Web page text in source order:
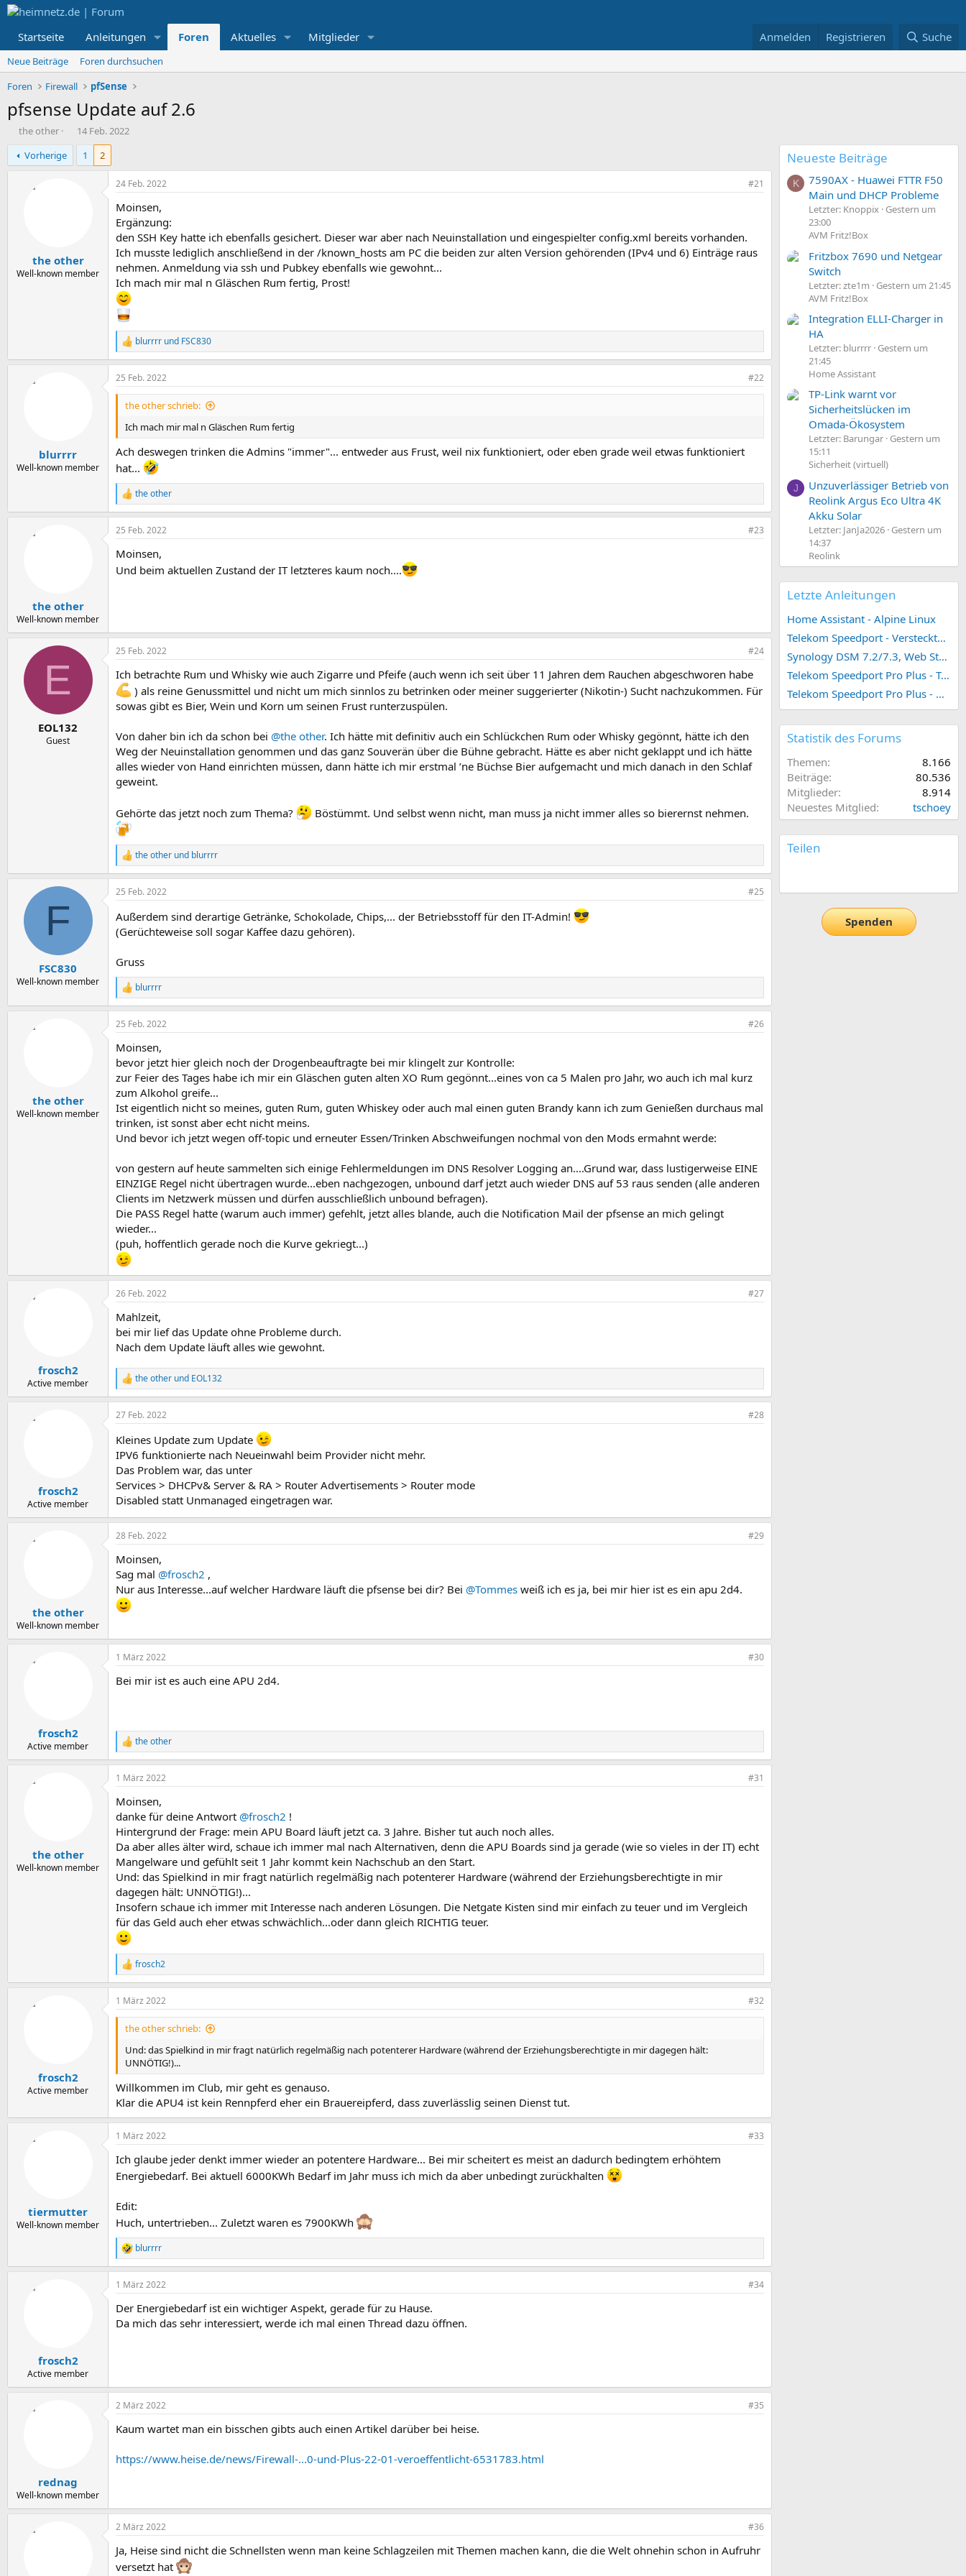
Startseite Anleitungen Foren Aktuelles Mitglieder Anmelden Registrieren Suche
Neue Beiträge
Foren durchsuchen
Foren
Firewall pfSense
pfsense Update auf 2.6
E
r
s
t
the other
E
r
t
14 Feb. 2022
Vorherige
1 2
the other
Well-known member
24 Feb. 2022 #21
Moinsen,
Ergänzung:
den SSH Key hatte ich ebenfalls gesichert. Dieser war aber nach Neuinstallation und eingespielter config.xml bereits vorhanden.
Ich musste lediglich anschließend in der /known_hosts am PC die beiden zur alten Version gehörenden (IPv4 und 6) Einträge raus
nehmen. Anmeldung via ssh und Pubkey ebenfalls wie gewohnt...
Ich mach mir mal n Gläschen Rum fertig, Prost!
R
e
a
k
t
n
e
n
blurrrr und FSC830
blurrrr
Well-known member
25 Feb. 2022 #22
the other schrieb:
Ich mach mir mal n Gläschen Rum fertig
Ach deswegen trinken die Admins "immer"... entweder aus Frust, weil nix funktioniert, oder eben grade weil etwas funktioniert
hat...
R
e
a
k
i
o
n
the other
the other
Well-known member
25 Feb. 2022 #23
Moinsen,
Und beim aktuellen Zustand der IT letzteres kaum noch....
E
EOL132
Guest
25 Feb. 2022 #24
Ich betrachte Rum und Whisky wie auch Zigarre und Pfeife (auch wenn ich seit über 11 Jahren dem Rauchen abgeschworen habe
) als reine Genussmittel und nicht um mich sinnlos zu betrinken oder meiner suggerierter (Nikotin-) Sucht nachzukommen. Für
sowas gibt es Bier, Wein und Korn um seinen Frust runterzuspülen.
Von daher bin ich da schon bei @the other. Ich hätte mit definitiv auch ein Schlückchen Rum oder Whisky gegönnt, hätte ich den
Weg der Neuinstallation genommen und das ganz Souverän über die Bühne gebracht. Hätte es aber nicht geklappt und ich hätte
alles wieder von Hand einrichten müssen, dann hätte ich mir erstmal ’ne Büchse Bier aufgemacht und mich danach in den Schlaf
geweint.
Gehörte das jetzt noch zum Thema? Böstümmt. Und selbst wenn nicht, man muss ja nicht immer alles so bierernst nehmen.
R
e
a
k
i
o
n
:
the other und blurrrr
F
FSC830
Well-known member
25 Feb. 2022 #25
Außerdem sind derartige Getränke, Schokolade, Chips,... der Betriebsstoff für den IT-Admin!
(Gerüchteweise soll sogar Kaffee dazu gehören).
Gruss
R
e
a
k
i
o
e
n
:
blurrrr
the other
Well-known member
25 Feb. 2022 #26
Moinsen,
bevor jetzt hier gleich noch der Drogenbeauftragte bei mir klingelt zur Kontrolle:
zur Feier des Tages habe ich mir ein Gläschen guten alten XO Rum gegönnt...eines von ca 5 Malen pro Jahr, wo auch ich mal kurz
zum Alkohol greife...
Ist eigentlich nicht so meines, guten Rum, guten Whiskey oder auch mal einen guten Brandy kann ich zum Genießen durchaus mal
trinken, ist sonst aber echt nicht meins.
Und bevor ich jetzt wegen off-topic und erneuter Essen/Trinken Abschweifungen nochmal von den Mods ermahnt werde:
von gestern auf heute sammelten sich einige Fehlermeldungen im DNS Resolver Logging an....Grund war, dass lustigerweise EINE
EINZIGE Regel nicht übertragen wurde...eben nachgezogen, unbound darf jetzt auch wieder DNS auf 53 raus senden (alle anderen
Clients im Netzwerk müssen und dürfen ausschließlich unbound befragen).
Die PASS Regel hatte (warum auch immer) gefehlt, jetzt alles blande, auch die Notification Mail der pfsense an mich gelingt
wieder...
(puh, hoffentlich gerade noch die Kurve gekriegt...)
frosch2
Active member
26 Feb. 2022 #27
Mahlzeit,
bei mir lief das Update ohne Probleme durch.
Nach dem Update läuft alles wie gewohnt.
R
e
a
k
i
o
n
e
n
:
the other und EOL132
frosch2
Active member
27 Feb. 2022 #28
Kleines Update zum Update
IPV6 funktionierte nach Neueinwahl beim Provider nicht mehr.
Das Problem war, das unter
Services > DHCPv& Server & RA > Router Advertisements > Router mode
Disabled statt Unmanaged eingetragen war.
the other
Well-known member
28 Feb. 2022 #29
Moinsen,
Sag mal @frosch2 ,
Nur aus Interesse...auf welcher Hardware läuft die pfsense bei dir? Bei @Tommes weiß ich es ja, bei mir hier ist es ein apu 2d4.
frosch2
Active member
1 März 2022 #30
Bei mir ist es auch eine APU 2d4.
R
e
a
k
i
o
n
e
n
:
the other
the other
Well-known member
1 März 2022 #31
Moinsen,
danke für deine Antwort @frosch2 !
Hintergrund der Frage: mein APU Board läuft jetzt ca. 3 Jahre. Bisher tut auch noch alles.
Da aber alles älter wird, schaue ich immer mal nach Alternativen, denn die APU Boards sind ja gerade (wie so vieles in der IT) echt
Mangelware und gefühlt seit 1 Jahr kommt kein Nachschub an den Start.
Und: das Spielkind in mir fragt natürlich regelmäßig nach potenterer Hardware (während der Erziehungsberechtigte in mir
dagegen hält: UNNÖTIG!)...
Insofern schaue ich immer mit Interesse nach anderen Lösungen. Die Netgate Kisten sind mir einfach zu teuer und im Vergleich
für das Geld auch eher etwas schwächlich...oder dann gleich RICHTIG teuer.
R
e
a
k
t
n
:
frosch2
frosch2
Active member
1 März 2022 #32
the other schrieb:
Und: das Spielkind in mir fragt natürlich regelmäßig nach potenterer Hardware (während der Erziehungsberechtigte in mir dagegen hält:
UNNÖTIG!)...
Willkommen im Club, mir geht es genauso.
Klar die APU4 ist kein Rennpferd eher ein Brauereipferd, dass zuverlässlig seinen Dienst tut.
tiermutter
Well-known member
1 März 2022 #33
Ich glaube jeder denkt immer wieder an potentere Hardware... Bei mir scheitert es meist an dadurch bedingtem erhöhtem
Energiebedarf. Bei aktuell 6000KWh Bedarf im Jahr muss ich mich da aber unbedingt zurückhalten
Edit:
Huch, untertrieben... Zuletzt waren es 7900KWh
R
e
a
k
i
o
blurrrr
frosch2
Active member
1 März 2022 #34
Der Energiebedarf ist ein wichtiger Aspekt, gerade für zu Hause.
Da mich das sehr interessiert, werde ich mal einen Thread dazu öffnen.
rednag
Well-known member
2 März 2022 #35
Kaum wartet man ein bisschen gibts auch einen Artikel darüber bei heise.
https://www.heise.de/news/Firewall-...0-und-Plus-22-01-veroeffentlicht-6531783.html
2 März 2022 #36
Ja, Heise sind nicht die Schnellsten wenn man keine Schlagzeilen mit Themen machen kann, die die Welt ohnehin schon in Aufruhr
versetzt hat
Neueste Beiträge
K
7590AX - Huawei FTTR F50
Main und DHCP Probleme
Letzter: Knoppix Gestern um
23:00
AVM Fritz!Box
Fritzbox 7690 und Netgear
Switch
Letzter: zte1m
Gestern um 21:45
AVM Fritz!Box
Integration ELLI-Charger in
HA
Letzter: blurrrr Gestern um
21:45
Home Assistant
TP-Link warnt vor
Sicherheitslücken im
Omada-Ökosystem
Letzter: Barungar Gestern um
15:11
Sicherheit (virtuell)
J
Unzuverlässiger Betrieb von
Reolink Argus Eco Ultra 4K
Akku Solar
Letzter: JanJa2026 Gestern um
14:37
Reolink
Letzte Anleitungen
Home Assistant - Alpine Linux
Telekom Speedport - Versteckte Konfigurationen
Synology DSM 7.2/7.3, Web Station 4, Webdienst und Webportal erstellen (ehemals vHost)
Telekom Speedport Pro Plus - Telefonie einrichten
Telekom Speedport Pro Plus - Netzwerk einrichten
Statistik des Forums
Themen
8.166
Beiträge
80.536
Mitglieder
8.914
Neuestes Mitglied
tschoey
Teilen
Spenden